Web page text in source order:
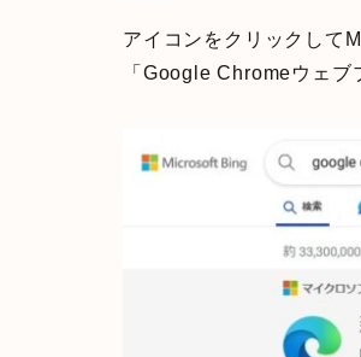
アイコンをクリックして
「Google Chromeウェブ